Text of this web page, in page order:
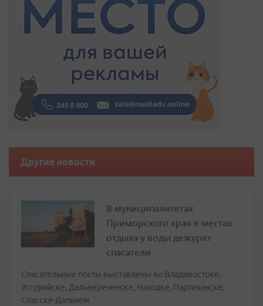
Другие новости
В муниципалитетах
Приморского края в местах
отдыха у воды дежурят
спасатели
Спасательные посты выставлены во Владивостоке,
Уссурийске, Дальнереченске, Находке, Партизанске,
Спасске-Дальнем